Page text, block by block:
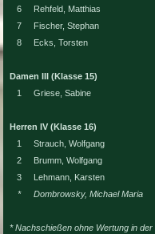
6
Rehfeld, Matthias
7
Fischer, Stephan
8
Ecks, Torsten
Damen III (Klasse 15)
1
Griese, Sabine
Herren IV (Klasse 16)
1
Strauch, Wolfgang
2
Brumm, Wolfgang
3
Lehmann, Karsten
*
Dombrowsky, Michael Maria
* Nachschießen ohne Wertung in